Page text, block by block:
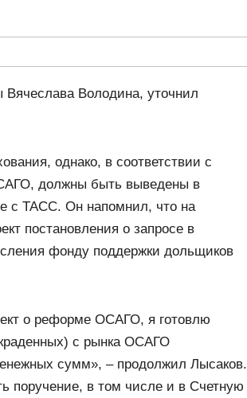
Вячеслава Володина, уточнил
однако, в соответствии с
должны быть выведены в
с ТАСС. Он напомнил, что на
постановления о запросе в
фонду поддержки дольщиков
о реформе ОСАГО, я готовлю
с рынка ОСАГО
сумм», ‒ продолжил Лысаков.
поручение, в том числе и в Счетную